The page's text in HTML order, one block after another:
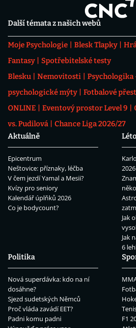
Další témata z našich webů
Moje Psychologie Blesk Tlapky
Fantasy
Spotřebitelské testy
Blesku
Nemovitosti
psychologické mýty
Fotbalové
ONLINE
Eventový prostor Level 9
vs. Pudilová
Chance Liga 2026/27
Aktuálně
Epicentrum
Neštovice: příznaky, léčba
V čem jezdí Yamal a Mesii?
Kvízy pro seniory
Kalendář úplňků 2026
Co je bodycount?
2026
Jak
Jak
6
Politika
Nová superdávka: kdo na ní
dosáhne?
Sjezd sudetských Němců
Proč vláda zavádí EET?
Padni komu padni
F1